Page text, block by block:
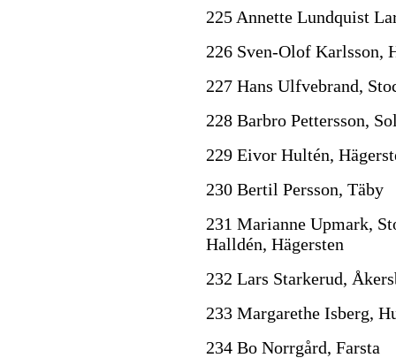
225 Annette Lundquist
226 Sven-Olof Karlsson,
227 Hans Ulfvebrand,
228 Barbro Pettersson,
229 Eivor Hultén,
230 Bertil Persson, Täby
231 Marianne Upmark,
Halldén, Hägersten
232 Lars Starkerud,
233 Margarethe Isberg,
234 Bo Norrgård, Farsta